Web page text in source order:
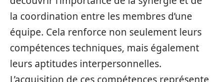
la coordination entre les membres d’une
équipe. Cela renforce non seulement leurs
compétences techniques, mais également
leurs aptitudes interpersonnelles.
L’acquisition de ces compétences représente